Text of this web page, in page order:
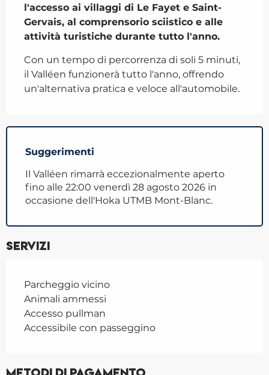
l'accesso ai villaggi di Le Fayet e Saint-
Gervais, al comprensorio sciistico e alle
attività turistiche durante tutto l'anno.
Con un tempo di percorrenza di soli 5 minuti,
il Valléen funzionerà tutto l'anno, offrendo
un'alternativa pratica e veloce all'automobile.
Suggerimenti
Il Valléen rimarrà eccezionalmente aperto
fino alle 22:00 venerdì 28 agosto 2026 in
occasione dell'Hoka UTMB Mont-Blanc.
Servizi
Parcheggio vicino
Animali ammessi
Accesso pullman
Accessibile con passeggino